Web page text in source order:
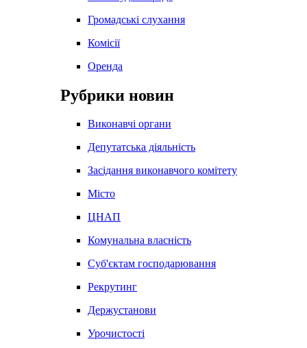
Громадські слухання
Комісії
Оренда
Рубрики новин
Виконавчі органи
Депутатська діяльність
Засідання виконавчого комітету
Місто
ЦНАП
Комунальна власність
Суб'єктам господарювання
Рекрутинг
Держустанови
Урочистості